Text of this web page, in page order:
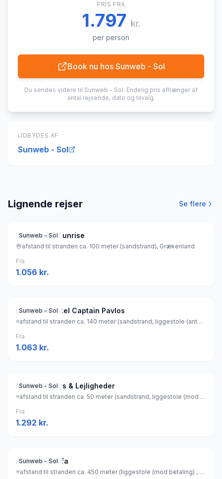
PRIS FRA
1.797 kr.
per person
Book nu hos Sunweb - Sol
Du sendes videre til Sunweb - Sol. Endelig pris afhænger af
antal rejsende, dato og tilvalg.
UDBYDES AF
Sunweb - Sol
Lignende rejser Se flere
Sunweb - Sol
Lejligheder Sunrise
afstand til stranden ca. 100 meter (sandstrand), Grækenland
Fra
1.056 kr.
Sunweb - Sol
Lejlighedshotel Captain Pavlos
afstand til stranden ca. 140 meter (sandstrand, liggestole (antal: 20) (gratis) , parasol (gratis) ), Grækenland
Fra
1.063 kr.
Sunweb - Sol
Melitti Studios & Lejligheder
afstand til stranden ca. 50 meter (sandstrand, liggestole (mod betaling) , parasol (mod betaling) ), Grækenland
Fra
1.292 kr.
Sunweb - Sol
Aparthotel Alfa
afstand til stranden ca. 450 meter (liggestole (mod betaling) , parasol (mod betaling) ), Grækenland